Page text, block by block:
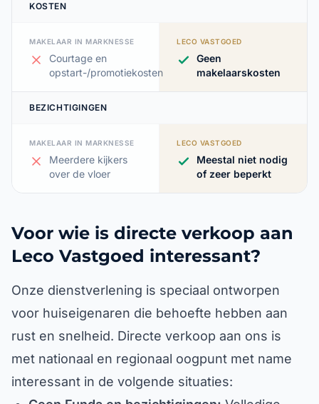
KOSTEN
MAKELAAR IN MARKNESSE
Courtage en
opstart-/promotiekosten
LECO VASTGOED
Geen
makelaarskosten
BEZICHTIGINGEN
MAKELAAR IN MARKNESSE
Meerdere kijkers
over de vloer
LECO VASTGOED
Meestal niet nodig
of zeer beperkt
Voor wie is directe verkoop aan
Leco Vastgoed interessant?
Onze dienstverlening is speciaal ontworpen
voor huiseigenaren die behoefte hebben aan
rust en snelheid. Directe verkoop aan ons is
met nationaal en regionaal oogpunt met name
interessant in de volgende situaties: